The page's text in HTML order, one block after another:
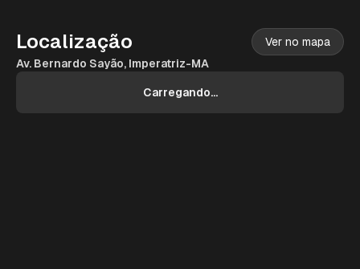
Localização
Ver no mapa
Av. Bernardo Sayão, Imperatriz-MA
Carregando...